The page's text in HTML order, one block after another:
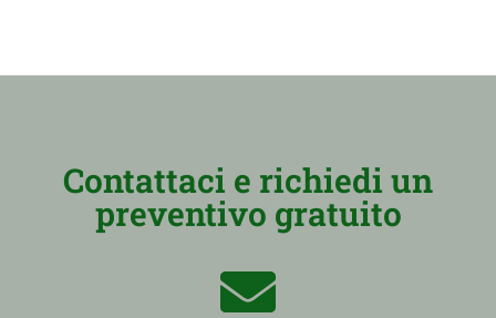
Contattaci e richiedi un
preventivo gratuito